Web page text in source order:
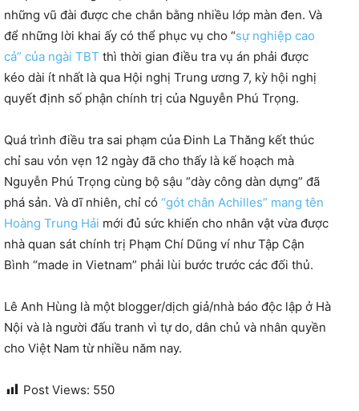
những vũ đài được che chắn bằng nhiều lớp màn đen. Và
để những lời khai ấy có thể phục vụ cho “sự nghiệp cao
cả” của ngài TBT thì thời gian điều tra vụ án phải được
kéo dài ít nhất là qua Hội nghị Trung ương 7, kỳ hội nghị
quyết định số phận chính trị của Nguyễn Phú Trọng.
Quá trình điều tra sai phạm của Đinh La Thăng kết thúc
chỉ sau vỏn vẹn 12 ngày đã cho thấy là kế hoạch mà
Nguyễn Phú Trọng cùng bộ sậu “dày công dàn dựng” đã
phá sản. Và dĩ nhiên, chỉ có “gót chân Achilles” mang tên
Hoàng Trung Hải mới đủ sức khiến cho nhân vật vừa được
nhà quan sát chính trị Phạm Chí Dũng ví như Tập Cận
Bình “made in Vietnam” phải lùi bước trước các đối thủ.
Lê Anh Hùng là một blogger/dịch giả/nhà báo độc lập ở Hà
Nội và là người đấu tranh vì tự do, dân chủ và nhân quyền
cho Việt Nam từ nhiều năm nay.
Post Views: 550